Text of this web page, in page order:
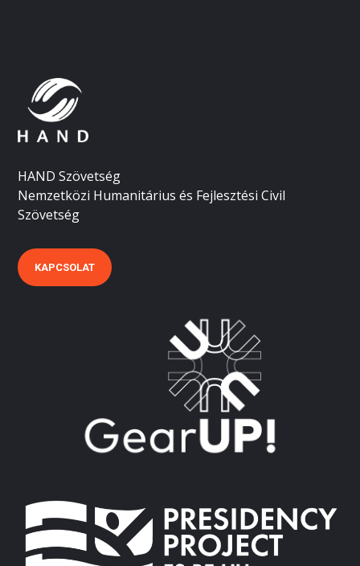
HAND Szövetség
Nemzetközi Humanitárius és Fejlesztési Civil
Szövetség
KAPCSOLAT